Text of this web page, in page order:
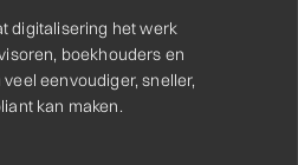
digitalisering het werk
boekhouders en
eenvoudiger, sneller,
kan maken.